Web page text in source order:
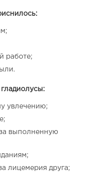
работе;
гладиолусы:
увлечению;
выполненную
лицемерия друга;